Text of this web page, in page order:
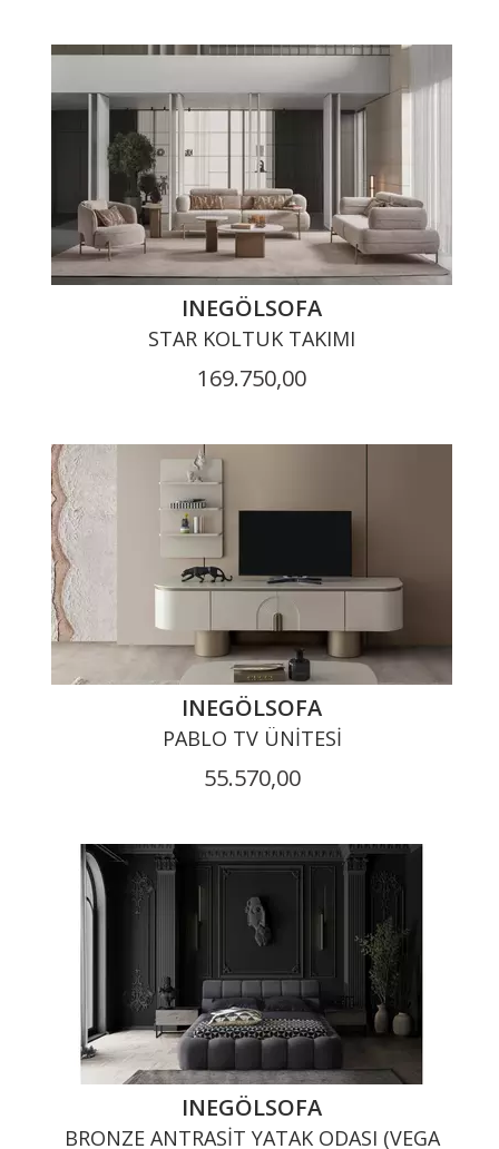
INEGÖLSOFA
STAR KOLTUK TAKIMI
169.750,00
INEGÖLSOFA
PABLO TV ÜNITESI
55.570,00
INEGÖLSOFA
BRONZE ANTRASIT YATAK ODASI (VEGA